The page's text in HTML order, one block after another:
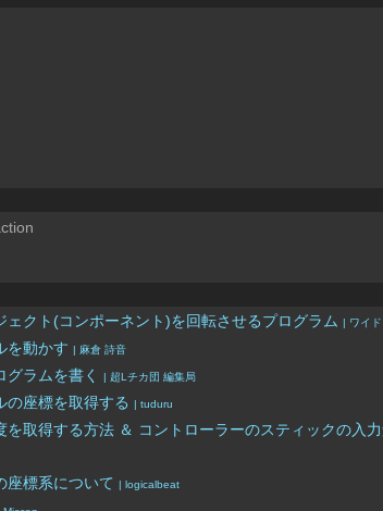
ェクト(コンポーネント)を回転させるプログラム | ワイ
を動かす | 麻倉 詩音
グラムを書く | 超Lチカ団 編集局
の座標を取得する | tuduru
取得する方法 ＆ コントローラーのスティックの入
座標系について | logicalbeat